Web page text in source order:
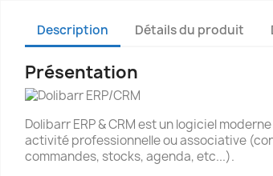
Description Détails du produit
Présentation
Dolibarr ERP & CRM est un logiciel
activité professionnelle ou associative
commandes, stocks, agenda, etc...).